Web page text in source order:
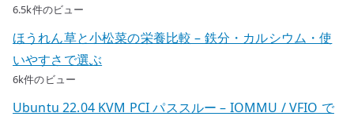
6.5k件のビュー
ほうれん草と小松菜の栄養比較 – 鉄分・カルシウム・使
いやすさで選ぶ
6k件のビュー
Ubuntu 22.04 KVM PCI パススルー – IOMMU / VFIO で